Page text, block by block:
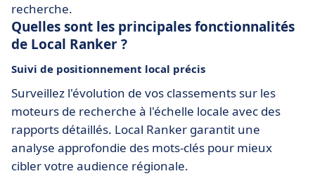
recherche.
Quelles sont les principales fonctionnalités
de Local Ranker ?
Suivi de positionnement local précis
Surveillez l'évolution de vos classements sur les
moteurs de recherche à l'échelle locale avec des
rapports détaillés. Local Ranker garantit une
analyse approfondie des mots-clés pour mieux
cibler votre audience régionale.